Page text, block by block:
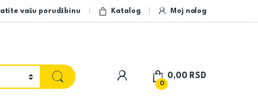
vašu porudžbinu Katalog Moj nalog
My Account
0
0,00 RSD